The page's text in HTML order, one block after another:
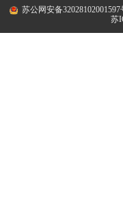
苏公网安备32028102001597
苏